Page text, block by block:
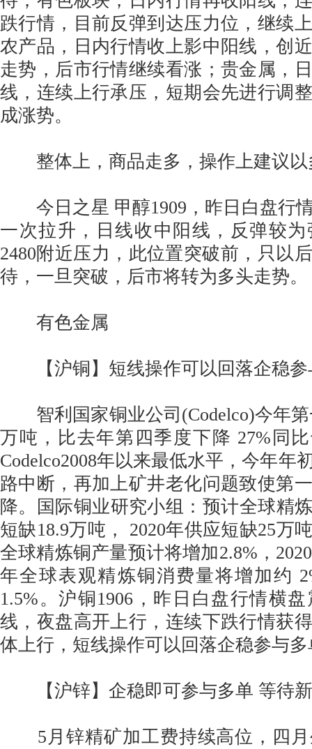
跌行情，目前反弹到达压力位，继续
农产品，日内行情收上影中阳线，创
走势，后市行情继续看涨；贵金属，
线，连续上行承压，短期会先进行调
成涨势。
整体上，商品走多，操作上建议以
今日之星 甲醇1909，昨日白盘行
一次拉升，日线收中阳线，反弹较
2480附近压力，此位置突破前，只以
待，一旦突破，后市将转为多头走势。
有色金属
【沪铜】短线操作可以回落企稳
智利国家铜业公司(Codelco)今年第
万吨，比去年第四季度下降 27%同
Codelco2008年以来最低水平，今年年
路中断，再加上矿井老化问题致使第
降。国际铜业研究小组：预计全球精
短缺18.9万吨， 2020年供应短缺25万
全球精炼铜产量预计将增加2.8%，
年全球表观精炼铜消费量将增加约
1.5%。沪铜1906，昨日白盘行情横
线，夜盘高开上行，连续下跌行情获
体上行，短线操作可以回落企稳参与
【沪锌】企稳即可参与多单 等待
5月锌精矿加工费持续高位，四月